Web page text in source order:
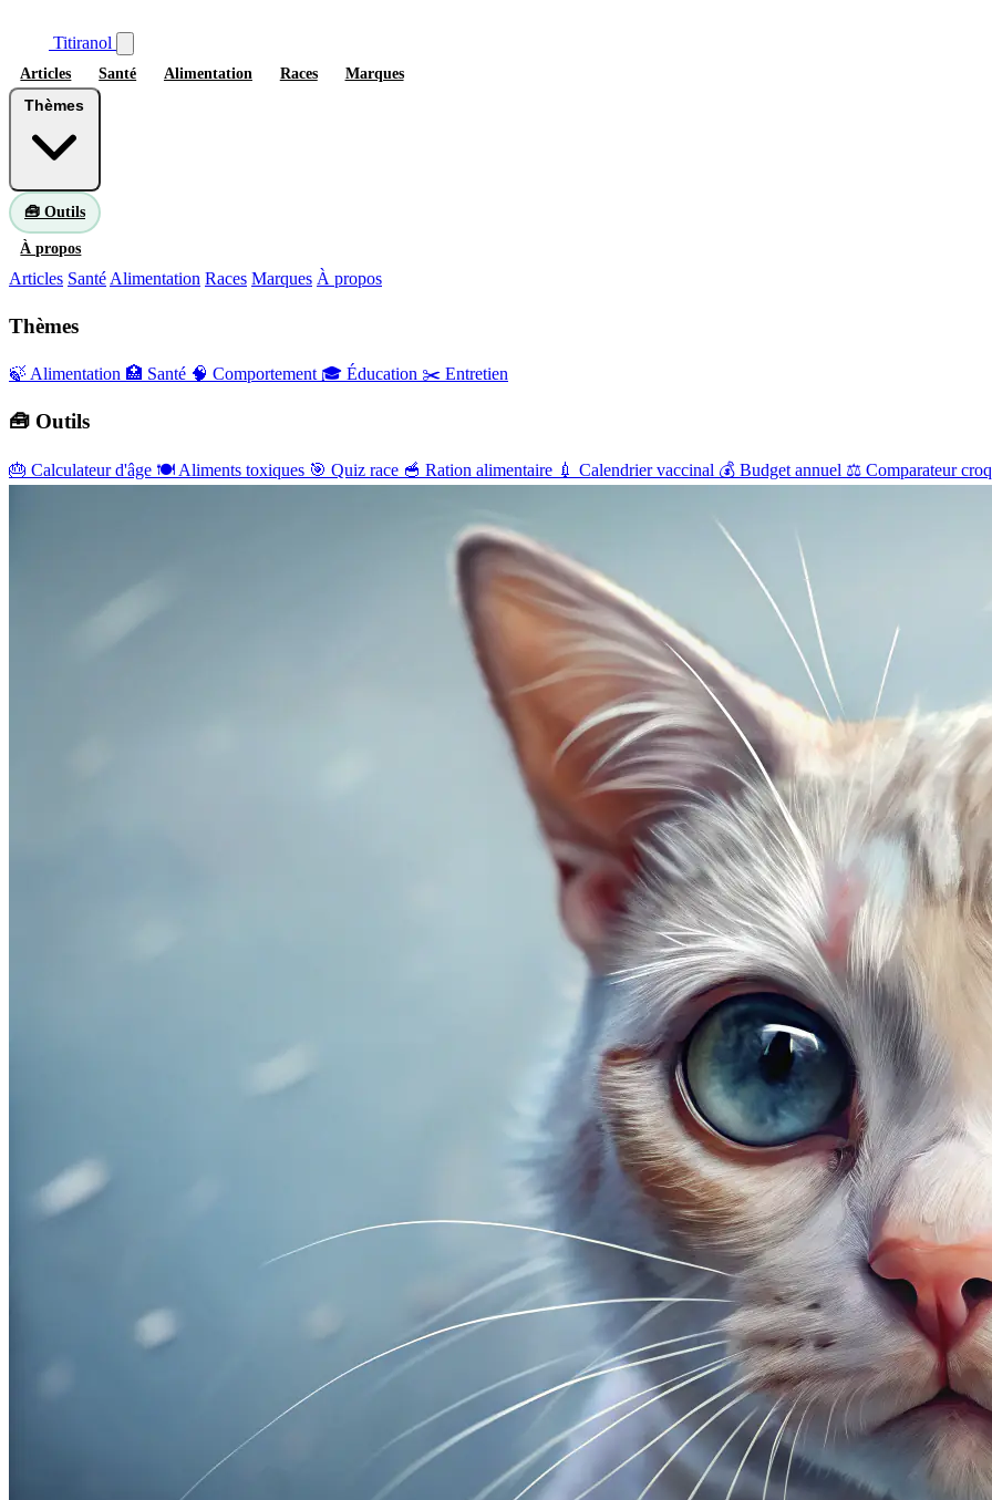
Titiranol
Articles Santé Alimentation Races Marques
🧰 Outils
À propos
Articles Santé Alimentation Races Marques À propos
Thèmes
🍃 Alimentation 🏥 Santé 🧠 Comportement 🎓 Éducation ✂️ Entretien
🧰 Outils
🎂 Calculateur d'âge 🍽️ Aliments toxiques 🎯 Quiz race 🥣 Ration alimentaire 💉 Calendrier vaccinal 💰 Budget annuel ⚖️ Comparateur